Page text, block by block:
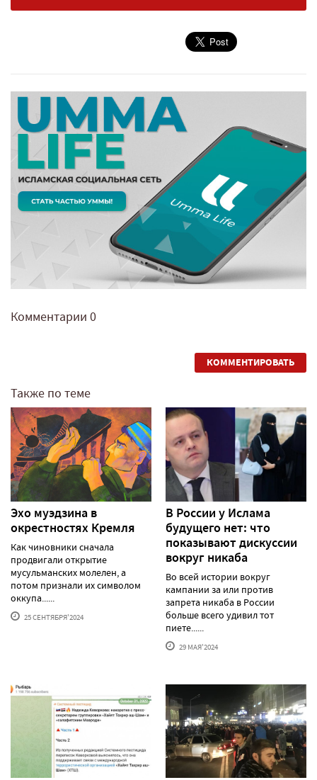
Комментарии 0
КОММЕНТИРОВАТЬ
Также по теме
Эхо муэдзина в
окрестностях Кремля
Как чиновники сначала
продвигали открытие
мусульманских молелен, а
потом признали их символом
оккупа......
25 СЕНТЯБРЯ'2024
В России у Ислама
будущего нет: что
показывают дискуссии
вокруг никаба
Во всей истории вокруг
кампании за или против
запрета никаба в России
больше всего удивил тот
пиете......
29 МАЯ'2024